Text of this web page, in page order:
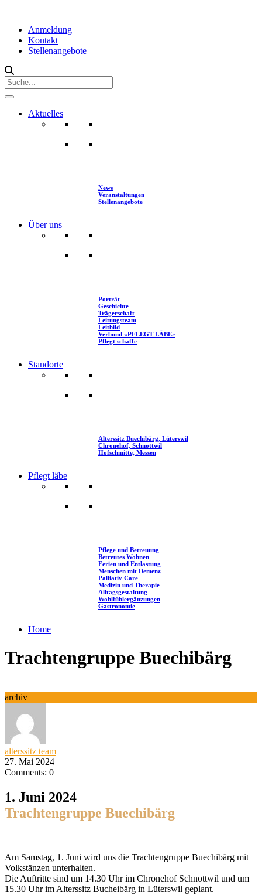
Anmeldung
Kontakt
Stellenangebote
Aktuelles
News
Veranstaltungen
Stellenangebote
Über uns
Porträt
Geschichte
Trägerschaft
Leitungsteam
Leitbild
Verbund «PFLEGT LÄBE»
Pflegt schaffe
Standorte
Alterssitz Buechibärg, Lüterswil
Chronehof, Schnottwil
Hofschmitte, Messen
Pflegt läbe
Pflege und Betreuung
Betreutes Wohnen
Ferien und Entlastung
Menschen mit Demenz
Palliativ Care
Medizin und Therapie
Alltagsgestaltung
Wohlfühlergänzungen
Gastronomie
Home
Trachtengruppe Buechibärg
archiv
alterssitz team
27. Mai 2024
Comments: 0
1. Juni 2024
Trachtengruppe Buechibärg
Am Samstag, 1. Juni wird uns die Trachtengruppe Buechibärg mit
Volkstänzen unterhalten.
Die Auftritte sind um 14.30 Uhr im Chronehof Schnottwil und um
15.30 Uhr im Alterssitz Bucheibärg in Lüterswil geplant.